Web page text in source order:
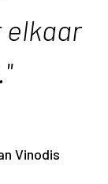
elkaar
Vinodis